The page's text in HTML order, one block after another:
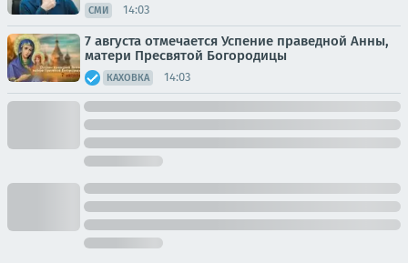
СМИ 14:03
7 августа отмечается Успение праведной Анны,
матери Пресвятой Богородицы
КАХОВКА 14:03